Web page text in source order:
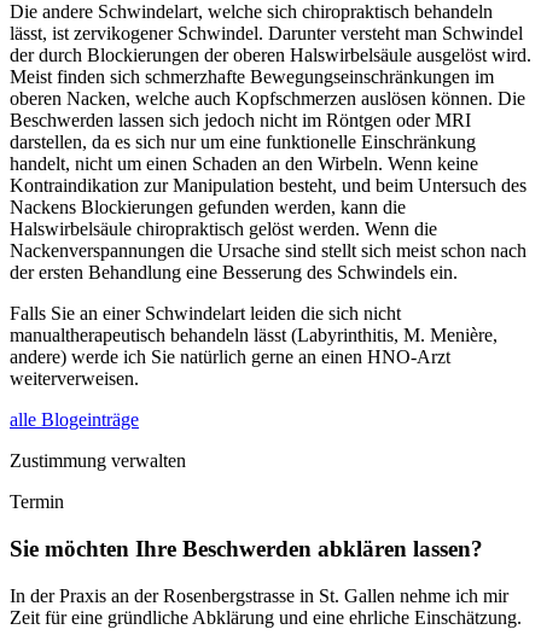
Die andere Schwindelart, welche sich chiropraktisch behandeln
lässt, ist zervikogener Schwindel. Darunter versteht man Schwindel
der durch Blockierungen der oberen Halswirbelsäule ausgelöst wird.
Meist finden sich schmerzhafte Bewegungseinschränkungen im
oberen Nacken, welche auch Kopfschmerzen auslösen können. Die
Beschwerden lassen sich jedoch nicht im Röntgen oder MRI
darstellen, da es sich nur um eine funktionelle Einschränkung
handelt, nicht um einen Schaden an den Wirbeln. Wenn keine
Kontraindikation zur Manipulation besteht, und beim Untersuch des
Nackens Blockierungen gefunden werden, kann die
Halswirbelsäule chiropraktisch gelöst werden. Wenn die
Nackenverspannungen die Ursache sind stellt sich meist schon nach
der ersten Behandlung eine Besserung des Schwindels ein.
Falls Sie an einer Schwindelart leiden die sich nicht
manualtherapeutisch behandeln lässt (Labyrinthitis, M. Menière,
andere) werde ich Sie natürlich gerne an einen HNO-Arzt
weiterverweisen.
alle Blogeinträge
Zustimmung verwalten
Termin
Sie möchten Ihre Beschwerden abklären lassen?
In der Praxis an der Rosenbergstrasse in St. Gallen nehme ich mir
Zeit für eine gründliche Abklärung und eine ehrliche Einschätzung.